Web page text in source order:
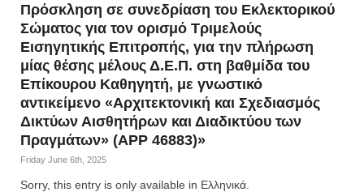
Πρόσκληση σε συνεδρίαση του Εκλεκτορικού
Σώματος για τον ορισμό Τριμελούς
Εισηγητικής Επιτροπής, για την πλήρωση
μίας θέσης μέλους Δ.Ε.Π. στη βαθμίδα του
Επίκουρου Καθηγητή, με γνωστικό
αντικείμενο «Αρχιτεκτονική και Σχεδιασμός
Δικτύων Αισθητήρων και Διαδικτύου των
Πραγμάτων» (APP 46883)»
Friday June 6th, 2025
Sorry, this entry is only available in Ελληνικά.